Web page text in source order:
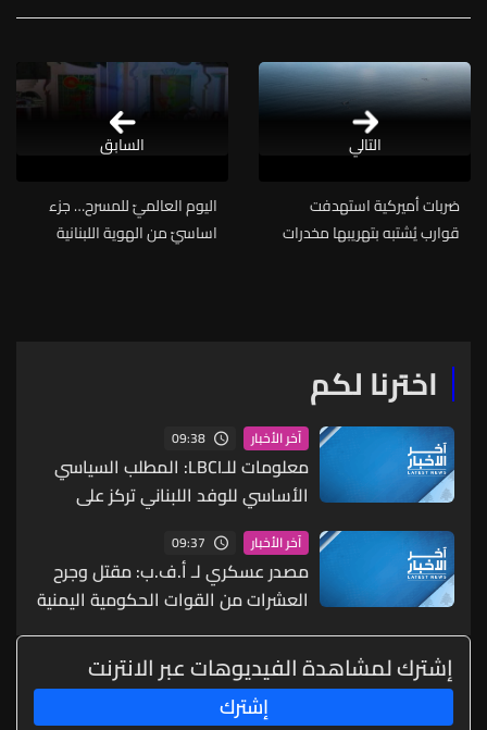
التالي
ضربات أميركية استهدفت
قوارب يُشتبه بتهريبها مخدرات
اليوم العالميّ للمسرح… جزء
اساسيّ من الهوية اللبنانية
السابق
اخترنا لكم
آخر الأخبار 09:38
معلومات للـLBCI: المطلب السياسي
الأساسي للوفد اللبناني تركز على
تحقيق وقف شامل للأعمال العدائية
بما في ذلك وقف عمليات التفجير غير
أن الجانب الإسرائيلي لم يوافق عليه
آخر الأخبار 09:37
مصدر عسكري لـ أ.ف.ب: مقتل وجرح
العشرات من القوات الحكومية اليمنية
بهجوم صاروخي شنّه الحوثيون
إشترك لمشاهدة الفيديوهات عبر الانترنت
إشترك